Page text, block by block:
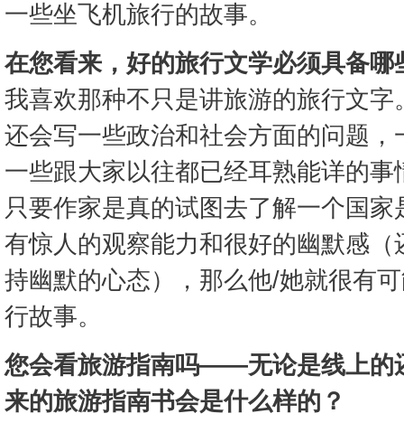
一些坐飞机旅行的故事。
在您看来，好的旅行文学必须具备哪
我喜欢那种不只是讲旅游的旅行文
还会写一些政治和社会方面的问题
一些跟大家以往都已经耳熟能详的
只要作家是真的试图去了解一个国
有惊人的观察能力和很好的幽默感
持幽默的心态），那么他/她就很有
行故事。
您会看旅游指南吗——无论是线上的
来的旅游指南书会是什么样的？